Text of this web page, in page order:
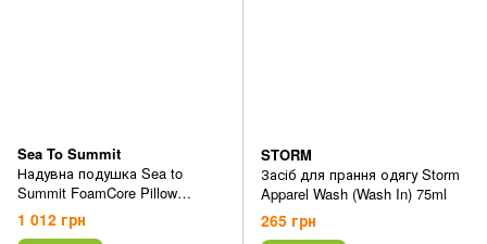
Sea To Summit
Надувна подушка Sea to
Summit FoamCore Pillow
Regular
1 012 грн
STORM
Засіб для прання одягу Storm
Apparel Wash (Wash In) 75ml
265 грн